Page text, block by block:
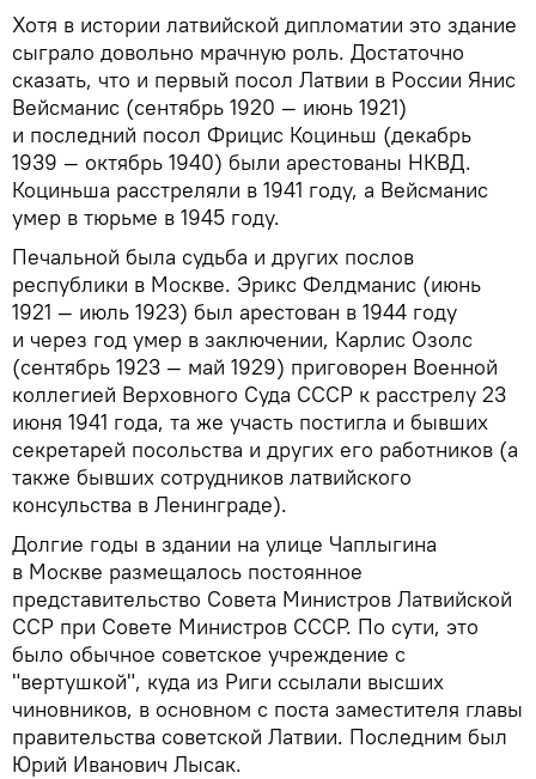
Хотя в истории латвийской дипломатии это здание
сыграло довольно мрачную роль. Достаточно
сказать, что и первый посол Латвии в России Янис
Вейсманис (сентябрь 1920 — июнь 1921)
и последний посол Фрицис Коциньш (декабрь
1939 — октябрь 1940) были арестованы НКВД.
Коциньша расстреляли в 1941 году, а Вейсманис
умер в тюрьме в 1945 году.
Печальной была судьба и других послов
республики в Москве. Эрикс Фелдманис (июнь
1921 — июль 1923) был арестован в 1944 году
и через год умер в заключении, Карлис Озолс
(сентябрь 1923 — май 1929) приговорен Военной
коллегией Верховного Суда СССР к расстрелу 23
июня 1941 года, та же участь постигла и бывших
секретарей посольства и других его работников (а
также бывших сотрудников латвийского
консульства в Ленинграде).
Долгие годы в здании на улице Чаплыгина
в Москве размещалось постоянное
представительство Совета Министров Латвийской
ССР при Совете Министров СССР. По сути, это
было обычное советское учреждение с
"вертушкой", куда из Риги ссылали высших
чиновников, в основном с поста заместителя главы
правительства советской Латвии. Последним был
Юрий Иванович Лысак.